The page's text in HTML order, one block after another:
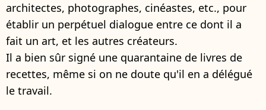
architectes, photographes, cinéastes, etc., pour
établir un perpétuel dialogue entre ce dont il a
fait un art, et les autres créateurs.
Il a bien sûr signé une quarantaine de livres de
recettes, même si on ne doute qu'il en a délégué
le travail.